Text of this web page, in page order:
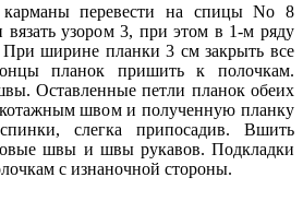
перевести на спицы No 8
узором 3, при этом в 1-м ряду
ширине планки 3 см закрыть все
планок пришить к полочкам.
Оставленные петли планок обеих
швом и полученную планку
слегка припосадив. Вшить
швы и швы рукавов. Подкладки
с изнаночной стороны.